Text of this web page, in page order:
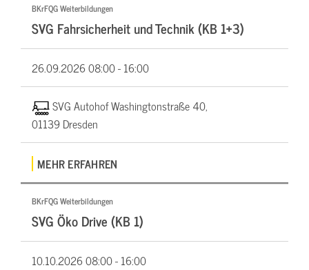
BKrFQG Weiterbildungen
SVG Fahrsicherheit und Technik (KB 1+3)
26.09.202608:00 - 16:00
SVG Autohof Washingtonstraße 40,
01139 Dresden
MEHR ERFAHREN
BKrFQG Weiterbildungen
SVG Öko Drive (KB 1)
10.10.202608:00 - 16:00